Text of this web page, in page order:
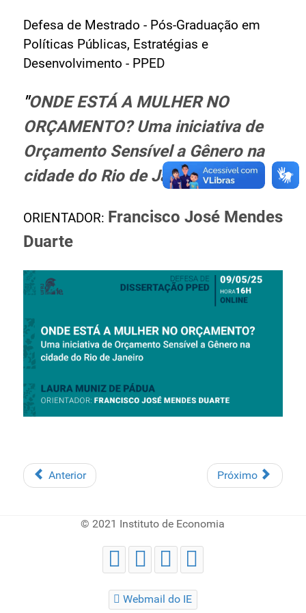
Ministério da Ciência, Tecnologia, Inovações e
Comunicações
Ministério do Meio Ambiente
Ministério do Desenvolvimento Regional
Controladoria-Geral da União
Ministério da Mulher, da Família e dos Direitos Humanos
Secretaria-Geral
Secretaria de Governo
Advocacia-Geral da União
Banco Central do Brasil
Defesa de Mestrado - Pós-Graduação em
Políticas Públicas, Estratégias e
Desenvolvimento - PPED
"ONDE ESTÁ A MULHER NO
ORÇAMENTO? Uma iniciativa de
Orçamento Sensível a Gênero na
cidade do Rio de Janeiro"
ORIENTADOR: Francisco José Mendes
Duarte
Anterior Próximo
© 2021 Instituto de Economia
Webmail do IE